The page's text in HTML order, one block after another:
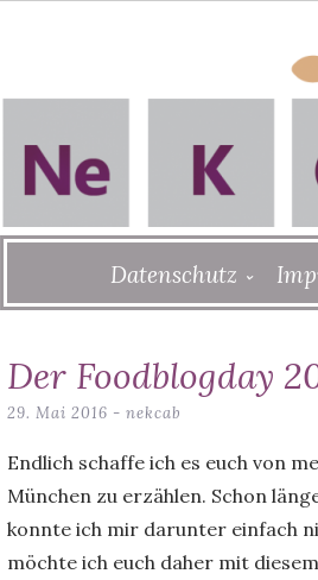
to
Datenschutz
Der Foodblogday
29. Mai 2016 - nekcab
Endlich schaffe ich es euch von
München zu erzählen. Schon
konnte ich mir darunter einfach
möchte ich euch daher mit